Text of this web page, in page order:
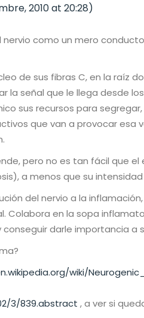
2010 at 20:28)
nervio como un mero
de sus fibras C, en la raíz
la señal que le llega desde
sus recursos para
que van a provocar esa
pero no es tan fácil que el
a menos que su
del nervio a la
Colabora en la sopa
darle importancia a
wiki/
3/839.abstract , a ver si